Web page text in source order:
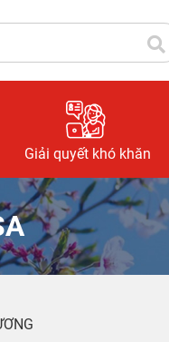
Giải quyết khó khăn